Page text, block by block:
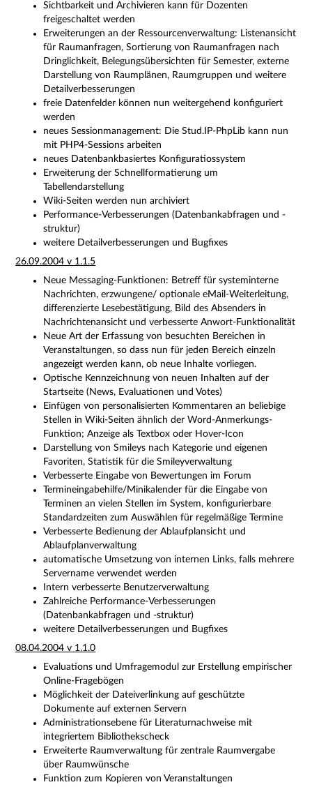
Sichtbarkeit und Archivieren kann für Dozenten
freigeschaltet werden
Erweiterungen an der Ressourcenverwaltung: Listenansicht
für Raumanfragen, Sortierung von Raumanfragen nach
Dringlichkeit, Belegungsübersichten für Semester, externe
Darstellung von Raumplänen, Raumgruppen und weitere
Detailverbesserungen
freie Datenfelder können nun weitergehend konfiguriert
werden
neues Sessionmanagement: Die Stud.IP-PhpLib kann nun
mit PHP4-Sessions arbeiten
neues Datenbankbasiertes Konfiguratiossystem
Erweiterung der Schnellformatierung um
Tabellendarstellung
Wiki-Seiten werden nun archiviert
Performance-Verbesserungen (Datenbankabfragen und -
struktur)
weitere Detailverbesserungen und Bugfixes
26.09.2004 v 1.1.5
Neue Messaging-Funktionen: Betreff für systeminterne
Nachrichten, erzwungene/ optionale eMail-Weiterleitung,
differenzierte Lesebestätigung, Bild des Absenders in
Nachrichtenansicht und verbesserte Anwort-Funktionalität
Neue Art der Erfassung von besuchten Bereichen in
Veranstaltungen, so dass nun für jeden Bereich einzeln
angezeigt werden kann, ob neue Inhalte vorliegen.
Optische Kennzeichnung von neuen Inhalten auf der
Startseite (News, Evaluationen und Votes)
Einfügen von personalisierten Kommentaren an beliebige
Stellen in Wiki-Seiten ähnlich der Word-Anmerkungs-
Funktion; Anzeige als Textbox oder Hover-Icon
Darstellung von Smileys nach Kategorie und eigenen
Favoriten, Statistik für die Smileyverwaltung
Verbesserte Eingabe von Bewertungen im Forum
Termineingabehilfe/Minikalender für die Eingabe von
Terminen an vielen Stellen im System, konfigurierbare
Standardzeiten zum Auswählen für regelmäßige Termine
Verbesserte Bedienung der Ablaufplansicht und
Ablaufplanverwaltung
automatische Umsetzung von internen Links, falls mehrere
Servername verwendet werden
Intern verbesserte Benutzerverwaltung
Zahlreiche Performance-Verbesserungen
(Datenbankabfragen und -struktur)
weitere Detailverbesserungen und Bugfixes
08.04.2004 v 1.1.0
Evaluations und Umfragemodul zur Erstellung empirischer
Online-Fragebögen
Möglichkeit der Dateiverlinkung auf geschützte
Dokumente auf externen Servern
Administrationsebene für Literaturnachweise mit
integriertem Bibliothekscheck
Erweiterte Raumverwaltung für zentrale Raumvergabe
über Raumwünsche
Funktion zum Kopieren von Veranstaltungen